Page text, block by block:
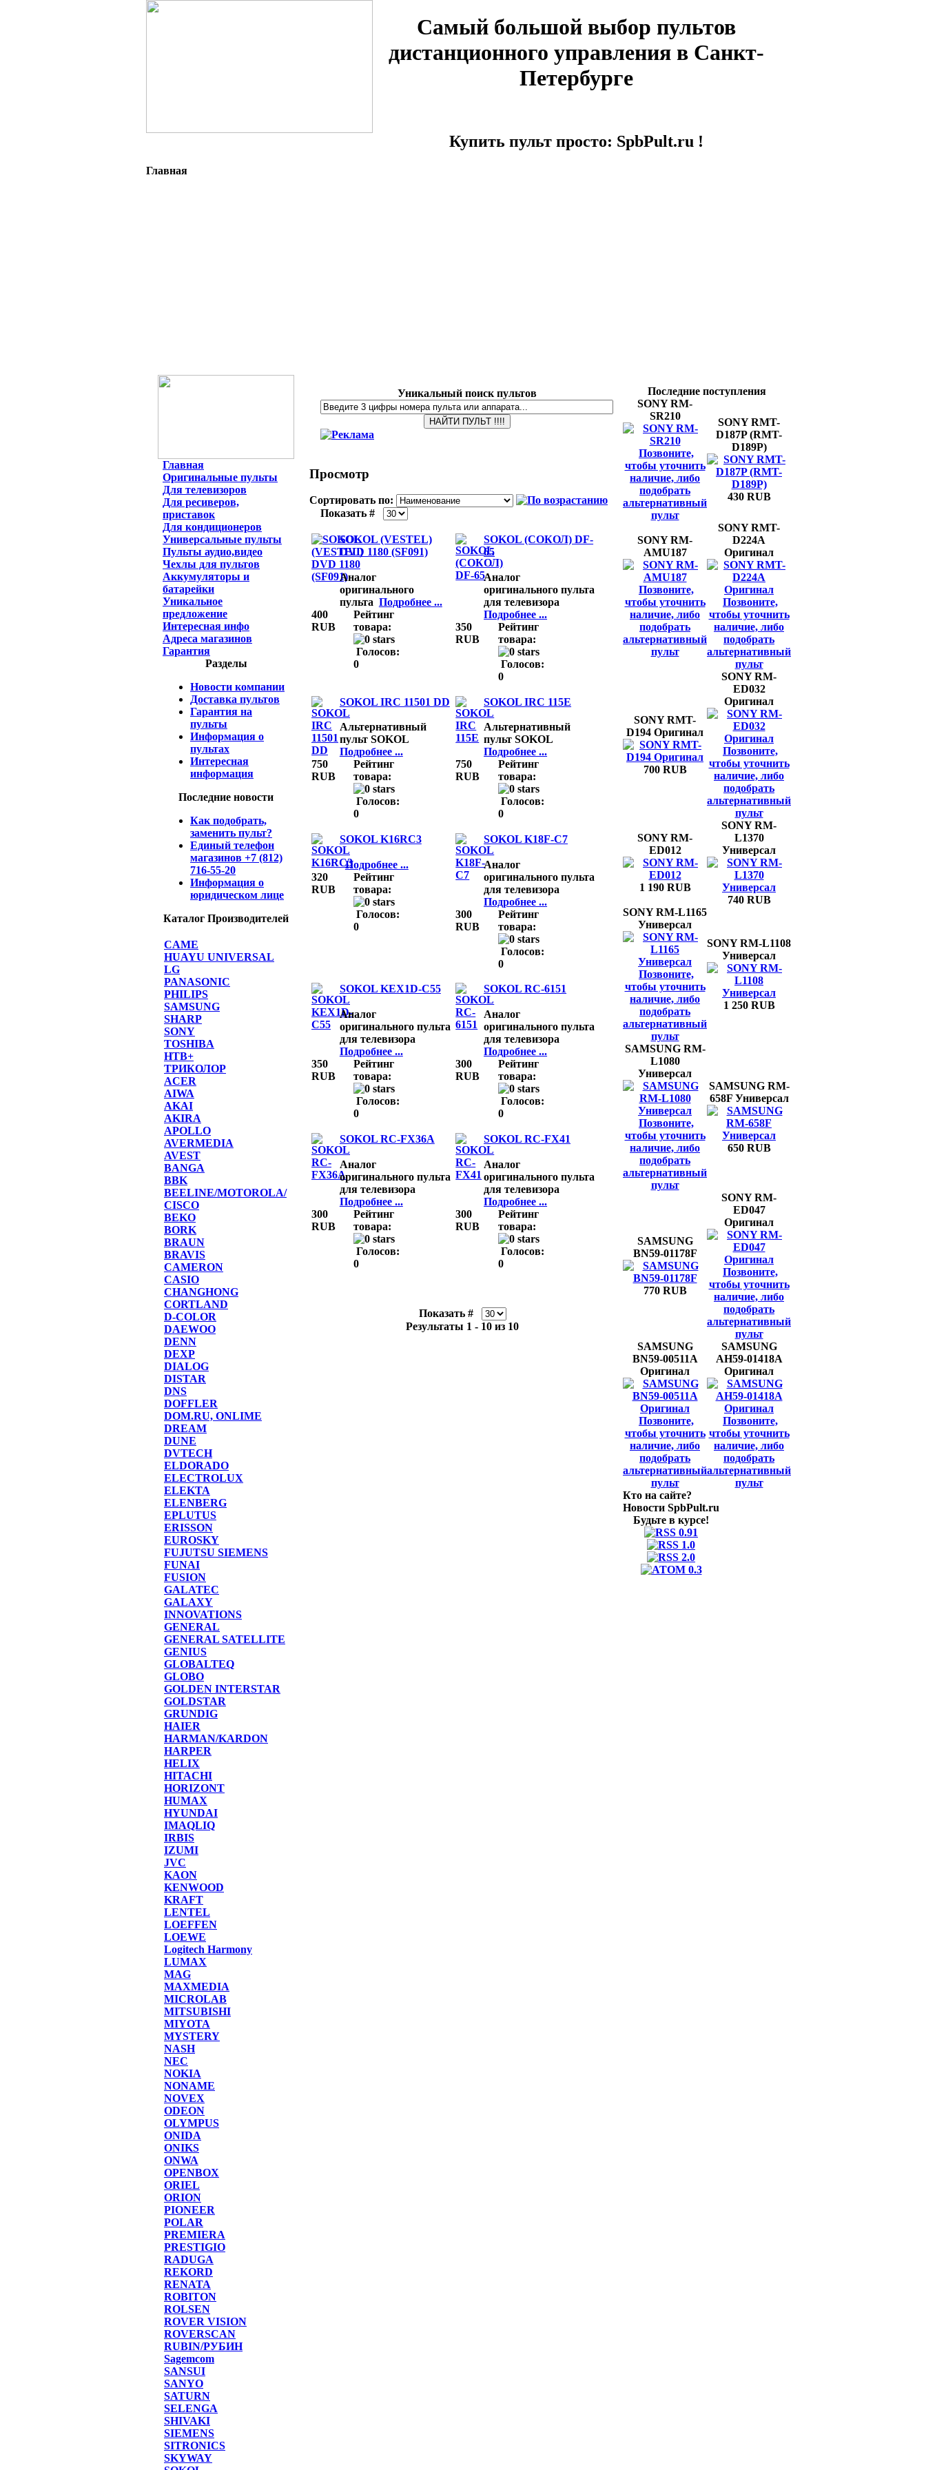
Самый большой выбор пультов
дистанционного управления в Санкт-
Петербурге
Купить пульт просто: SpbPult.ru !
Главная
Главная
Оригинальные пульты
Для телевизоров
Для ресиверов,
приставок
Для кондиционеров
Универсальные пульты
Пульты аудио,видео
Чехлы для пультов
Аккумуляторы и
батарейки
Уникальное
предложение
Интересная инфо
Адреса магазинов
Гарантия
Разделы
Новости компании
Доставка пультов
Гарантия на
пульты
Информация о
пультах
Интересная
информация
Последние новости
Как подобрать,
заменить пульт?
Единый телефон
магазинов +7 (812)
716-55-20
Информация о
юридическом лице
Каталог Производителей
CAME
HUAYU UNIVERSAL
LG
PANASONIC
PHILIPS
SAMSUNG
SHARP
SONY
TOSHIBA
НТВ+
ТРИКОЛОР
ACER
AIWA
AKAI
AKIRA
APOLLO
AVERMEDIA
AVEST
BANGA
BBK
BEELINE/MOTOROLA/
CISCO
BEKO
BORK
BRAUN
BRAVIS
CAMERON
CASIO
CHANGHONG
CORTLAND
D-COLOR
DAEWOO
DENN
DEXP
DIALOG
DISTAR
DNS
DOFFLER
DOM.RU, ONLIME
DREAM
DUNE
DVTECH
ELDORADO
ELECTROLUX
ELEKTA
ELENBERG
EPLUTUS
ERISSON
EUROSKY
FUJUTSU SIEMENS
FUNAI
FUSION
GALATEC
GALAXY
INNOVATIONS
GENERAL
GENERAL SATELLITE
GENIUS
GLOBALTEQ
GLOBO
GOLDEN INTERSTAR
GOLDSTAR
GRUNDIG
HAIER
HARMAN/KARDON
HARPER
HELIX
HITACHI
HORIZONT
HUMAX
HYUNDAI
IMAQLIQ
IRBIS
IZUMI
JVC
KAON
KENWOOD
KRAFT
LENTEL
LOEFFEN
LOEWE
Logitech Harmony
LUMAX
MAG
MAXMEDIA
MICROLAB
MITSUBISHI
MIYOTA
MYSTERY
NASH
NEC
NOKIA
NONAME
NOVEX
ODEON
OLYMPUS
ONIDA
ONIKS
ONWA
OPENBOX
ORIEL
ORION
PIONEER
POLAR
PREMIERA
PRESTIGIO
RADUGA
REKORD
RENATA
ROBITON
ROLSEN
ROVER VISION
ROVERSCAN
RUBIN/РУБИН
Sagemcom
SANSUI
SANYO
SATURN
SELENGA
SHIVAKI
SIEMENS
SITRONICS
SKYWAY
Уникальный поиск пультов
Просмотр
Сортировать по:
Показать #
SOKOL (VESTEL)
DVD 1180 (SF091)
Аналог
оригинального
пульта Подробнее ...
400
RUB
Рейтинг
товара:
Голосов:
0
SOKOL (СОКОЛ) DF-
65
Аналог
оригинального пульта
для телевизора
Подробнее ...
350
RUB
Рейтинг
товара:
Голосов:
0
SOKOL IRC 11501 DD
Альтернативный
пульт SOKOL
Подробнее ...
750
RUB
Рейтинг
товара:
Голосов:
0
SOKOL IRC 115E
Альтернативный
пульт SOKOL
Подробнее ...
750
RUB
Рейтинг
товара:
Голосов:
0
SOKOL K16RC3
Подробнее ...
320
RUB
Рейтинг
товара:
Голосов:
0
SOKOL K18F-C7
Аналог
оригинального пульта
для телевизора
Подробнее ...
300
RUB
Рейтинг
товара:
Голосов:
0
SOKOL KEX1D-C55
Аналог
оригинального пульта
для телевизора
Подробнее ...
350
RUB
Рейтинг
товара:
Голосов:
0
SOKOL RC-6151
Аналог
оригинального пульта
для телевизора
Подробнее ...
300
RUB
Рейтинг
товара:
Голосов:
0
SOKOL RC-FX36A
Аналог
оригинального пульта
для телевизора
Подробнее ...
300
RUB
Рейтинг
товара:
Голосов:
0
SOKOL RC-FX41
Аналог
оригинального пульта
для телевизора
Подробнее ...
300
RUB
Рейтинг
товара:
Голосов:
0
Показать #
Результаты 1 - 10 из 10
Последние поступления
SONY RM-
SR210
Позвоните,
чтобы уточнить
наличие, либо
подобрать
альтернативный
пульт
SONY RMT-
D187P (RMT-
D189P)
430 RUB
SONY RM-
AMU187
Позвоните,
чтобы уточнить
наличие, либо
подобрать
альтернативный
пульт
SONY RMT-
D224A
Оригинал
Позвоните,
чтобы уточнить
наличие, либо
подобрать
альтернативный
пульт
SONY RMT-
D194 Оригинал
700 RUB
SONY RM-
ED032
Оригинал
Позвоните,
чтобы уточнить
наличие, либо
подобрать
альтернативный
пульт
SONY RM-
ED012
1 190 RUB
SONY RM-
L1370
Универсал
740 RUB
SONY RM-L1165
Универсал
Позвоните,
чтобы уточнить
наличие, либо
подобрать
альтернативный
пульт
SONY RM-L1108
Универсал
1 250 RUB
SAMSUNG RM-
L1080
Универсал
Позвоните,
чтобы уточнить
наличие, либо
подобрать
альтернативный
пульт
SAMSUNG RM-
658F Универсал
650 RUB
SAMSUNG
BN59-01178F
770 RUB
SONY RM-
ED047
Оригинал
Позвоните,
чтобы уточнить
наличие, либо
подобрать
альтернативный
пульт
SAMSUNG
BN59-00511A
Оригинал
Позвоните,
чтобы уточнить
наличие, либо
подобрать
альтернативный
пульт
SAMSUNG
AH59-01418A
Оригинал
Позвоните,
чтобы уточнить
наличие, либо
подобрать
альтернативный
пульт
Кто на сайте?
Новости SpbPult.ru
Будьте в курсе!